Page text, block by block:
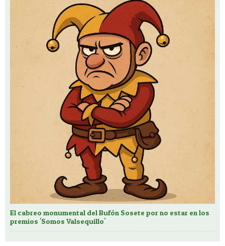
El cabreo monumental del Bufón Sosete por no estar en los
premios 'Somos Valsequillo'